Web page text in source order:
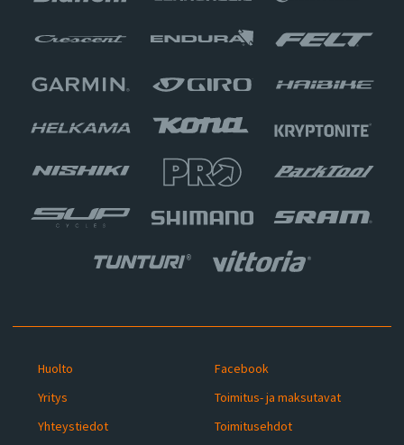
Huolto
Yritys
Yhteystiedot
Facebook
Toimitus- ja maksutavat
Toimitusehdot